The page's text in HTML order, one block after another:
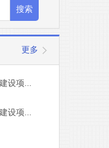
更多
设项...
设项...